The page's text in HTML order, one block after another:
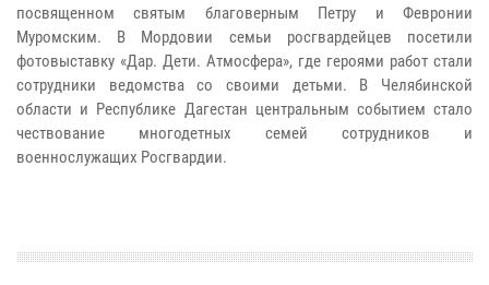
посвященном святым благоверным Петру и Февронии
Муромским. В Мордовии семьи росгвардейцев посетили
фотовыставку «Дар. Дети. Атмосфера», где героями работ стали
сотрудники ведомства со своими детьми. В Челябинской
области и Республике Дагестан центральным событием стало
чествование многодетных семей сотрудников и
военнослужащих Росгвардии.